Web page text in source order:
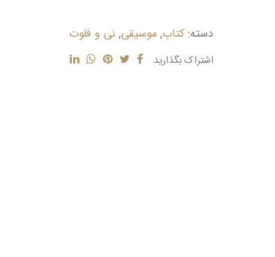
دسته:کتاب,موسیقی,نی و فلوت
اشتراک بگذارید